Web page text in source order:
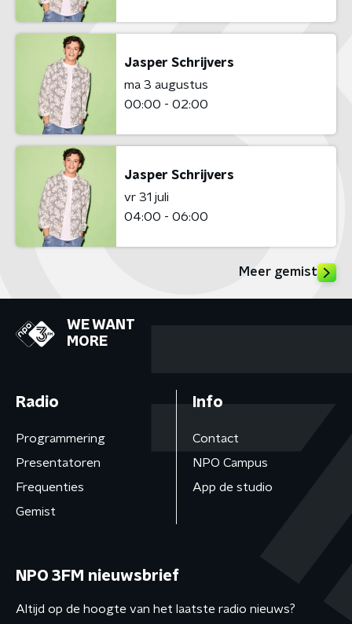
Jasper Schrijvers
ma 3 augustus
00:00 - 02:00
Jasper Schrijvers
vr 31 juli
04:00 - 06:00
Meer gemist
WE WANT
MORE
Radio
Programmering
Presentatoren
Frequenties
Gemist
Info
Contact
NPO Campus
App de studio
NPO 3FM nieuwsbrief
Altijd op de hoogte van het laatste radio nieuws?